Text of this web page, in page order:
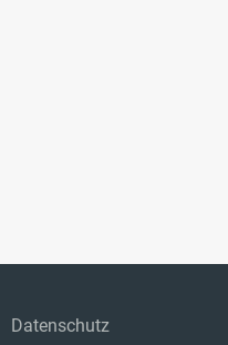
Datenschutz